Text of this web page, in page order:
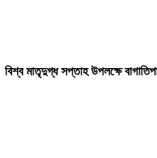
বিশ্ব মাতৃদুগ্ধ সপ্তাহ উপলক্ষে